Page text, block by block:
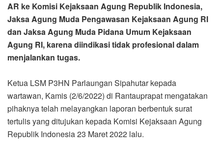
AR ke Komisi Kejaksaan Agung Republik Indonesia,
Jaksa Agung Muda Pengawasan Kejaksaan Agung RI
dan Jaksa Agung Muda Pidana Umum Kejaksaan
Agung RI, karena diindikasi tidak profesional dalam
menjalankan tugas.
Ketua LSM P3HN Parlaungan Sipahutar kepada
wartawan, Kamis (2/6/2022) di Rantauprapat mengatakan
pihaknya telah melayangkan laporan berbentuk surat
tertulis yang ditujukan kepada Komisi Kejaksaan Agung
Republik Indonesia 23 Maret 2022 lalu.